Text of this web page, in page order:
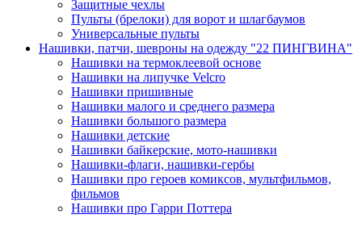
Защитные чехлы
Пульты (брелоки) для ворот и шлагбаумов
Универсальные пульты
Нашивки, патчи, шевроны на одежду "22 ПИНГВИНА"
Нашивки на термоклеевой основе
Нашивки на липучке Velcro
Нашивки пришивные
Нашивки малого и среднего размера
Нашивки большого размера
Нашивки детские
Нашивки байкерские, мото-нашивки
Нашивки-флаги, нашивки-гербы
Нашивки про героев комиксов, мультфильмов,
фильмов
Нашивки про Гарри Поттера